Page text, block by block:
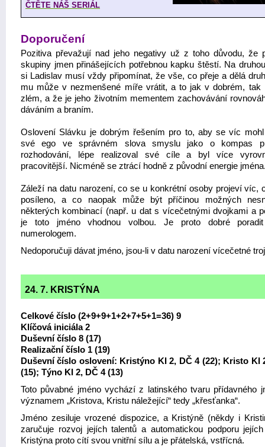
ČTĚTE NÁŠ SERIÁL
Doporučení
Pozitiva převažují nad jeho negativy už z toho důvodu, že
skupiny jmen přinášejících potřebnou kapku štěstí. Na
si Ladislav musí vždy připomínat, že vše, co přeje a dělá
mu může v nezmenšené míře vrátit, a to jak v dobrém, tak
zlém, a že je jeho životním mementem zachovávání
dáváním a braním.
Oslovení Slávku je dobrým řešením pro to, aby se víc
své ego ve správném slova smyslu jako o kompas
rozhodování, lépe realizoval své cíle a byl více
pracovitější. Nicméně se ztrácí hodně z původní energie
Záleží na datu narození, co se u konkrétní osoby projeví víc,
posíleno, a co naopak může být příčinou možných
některých kombinací (např. u dat s vícečetnými dvojkami a
je toto jméno vhodnou volbou. Je proto dobré
numerologem.
Nedoporučuji dávat jméno, jsou-li v datu narození vícečetné
24. 7. KRISTÝNA
Celkové číslo (2+9+9+1+2+7+5+1=36) 9
Klíčová iniciála 2
Duševní číslo 8 (17)
Realizační číslo 1 (19)
Duševní číslo oslovení: Kristýno KI 2, DČ 4 (22); Kristo KI
(15); Týno KI 2, DČ 4 (13)
Toto půvabné jméno vychází z latinského tvaru přídavného
významem „Kristova, Kristu náležející“ tedy „křesťanka“.
Jméno zesiluje vrozené dispozice, a Kristýně (někdy i
zaručuje rozvoj jejích talentů a automatickou podporu
Kristýna proto cítí svou vnitřní sílu a je přátelská, vstřícná.